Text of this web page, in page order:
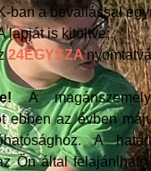
ban a bevallással
lapját is kitöltve;
24EGYSZA
A
ebben az évben
A
Ön által